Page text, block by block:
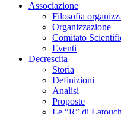
Associazione
Filosofia
Organizzazione
Comitato
Eventi
Decrescita
Storia
Definizioni
Analisi
Proposte
Le “R” di